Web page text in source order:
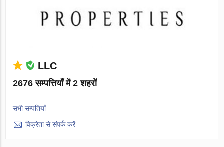
LLC
2676 सम्पत्तियाँ में 2 शहरों
सभी सम्पतियाँ
विक्रेता से संपर्क करें